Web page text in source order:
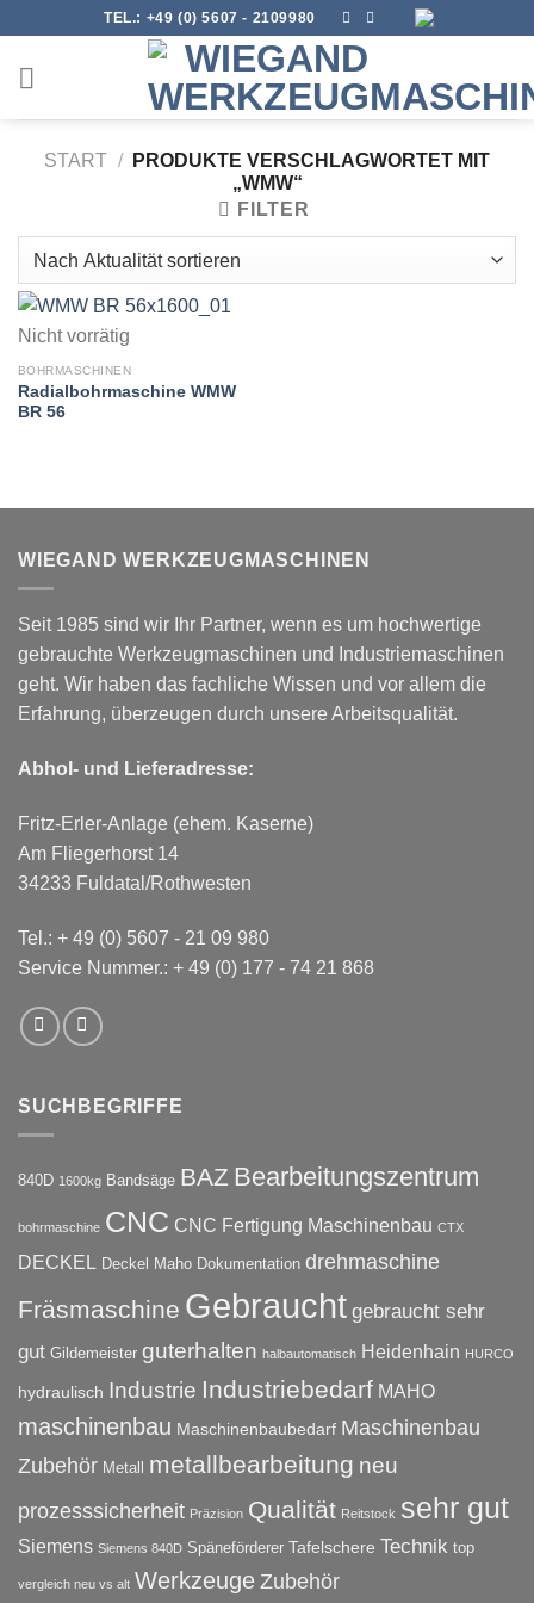
content
TEL.: +49 (0) 5607 - 2109980
START /
PRODUKTE VERSCHLAGWORTET MIT
„WMW“
FILTER
Nicht vorrätig
BOHRMASCHINEN
Radialbohrmaschine WMW
BR 56
WIEGAND WERKZEUGMASCHINEN
Seit 1985 sind wir Ihr Partner, wenn es um hochwertige
gebrauchte Werkzeugmaschinen und Industriemaschinen
geht. Wir haben das fachliche Wissen und vor allem die
Erfahrung, überzeugen durch unsere Arbeitsqualität.
Abhol- und Lieferadresse:
Fritz-Erler-Anlage (ehem. Kaserne)
Am Fliegerhorst 14
34233 Fuldatal/Rothwesten
Tel.: + 49 (0) 5607 - 21 09 980
Service Nummer.: + 49 (0) 177 - 74 21 868
SUCHBEGRIFFE
840D 1600kg Bandsäge BAZ Bearbeitungszentrum
bohrmaschine CNC CNC Fertigung Maschinenbau CTX
DECKEL Deckel Maho Dokumentation drehmaschine
Fräsmaschine Gebraucht gebraucht sehr
gut Gildemeister guterhalten halbautomatisch Heidenhain HURCO
hydraulisch Industrie Industriebedarf MAHO
maschinenbau Maschinenbaubedarf Maschinenbau
Zubehör Metall metallbearbeitung neu
prozesssicherheit Präzision Qualität Reitstock sehr gut
Siemens Siemens 840D Späneförderer Tafelschere Technik top
vergleich neu vs alt Werkzeuge Zubehör